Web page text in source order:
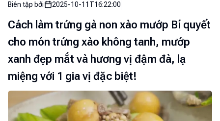
Biên tập bởi 2025-10-11T16:22:00
Cách làm trứng gà non xào mướp Bí quyết
cho món trứng xào không tanh, mướp
xanh đẹp mắt và hương vị đậm đà, lạ
miệng với 1 gia vị đặc biệt!